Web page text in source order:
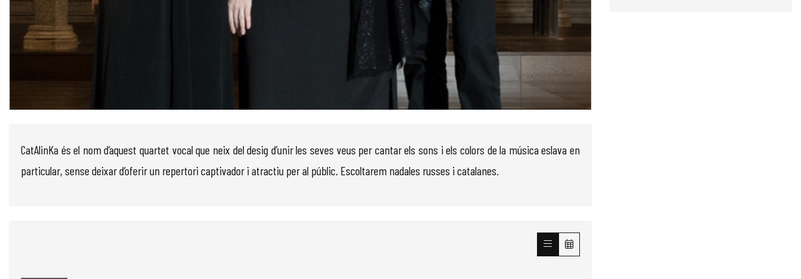
CatAlinKa és el nom d’aquest quartet vocal que neix del desig d’unir les seves veus per cantar els sons i els colors de la música eslava en
particular, sense deixar d’oferir un repertori captivador i atractiu per al públic. Escoltarem nadales russes i catalanes.